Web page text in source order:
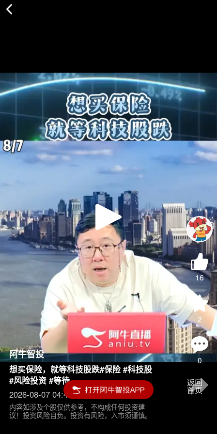
Play
Video
16
2
0
阿牛智投
想买保险，就等科技股跌#保险 #科技股
#风险投资 #等待
2026-08-07 04:45
内容如涉及个股仅供参考，不构成任何投资建
议！投资风险自负。投资有风险，入市须谨慎。